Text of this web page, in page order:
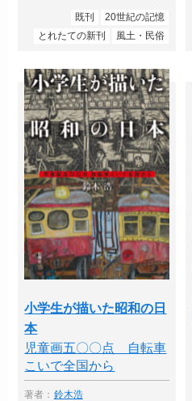
既刊
20世紀の記憶
とれたての新刊
風土・民俗
小学生が描いた昭和の日
本
児童画五〇〇点 自転車
こいで全国から
著者： 鈴木浩